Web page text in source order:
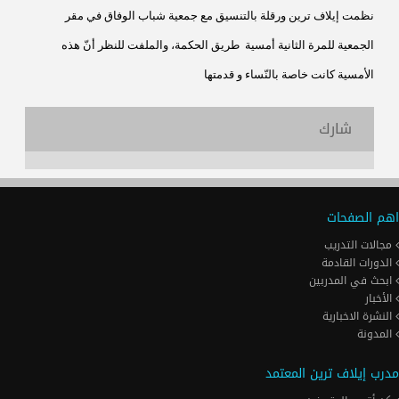
نظمت إيلاف ترين ورقلة بالتنسيق مع جمعية شباب الوفاق في مقر
الجمعية للمرة الثانية أمسية طريق الحكمة، والملفت للنظر أنّ هذه
الأمسية كانت خاصة بالنّساء و قدمتها
شارك
اهم الصفحات
مجالات التدريب
الدورات القادمة
ابحث في المدربين
الأخبار
النشرة الاخبارية
المدونة
مدرب إيلاف ترين المعتمد